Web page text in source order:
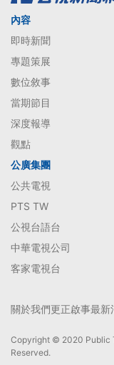
內容
即時新聞
專題策展
數位敘事
當期節目
深度報導
觀點
公廣集團
公共電視
PTS TW
公視台語台
中華電視公司
客家電視台
關於我們更正啟事最新
Copyright © 2020 Public
Reserved.